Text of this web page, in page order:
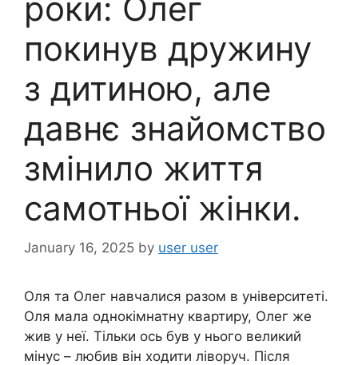
роки: Олег
покинyв дружину
з дитиною, але
давнє знайомство
змінило життя
самотньої жінки.
January 16, 2025 by user user
Оля та Олег навчалися разом в університеті.
Оля мала однокімнатну квартиру, Олег же
жив у неї. Тільки ось був у нього великий
мінус – любив він xoдити лiвopyч. Після